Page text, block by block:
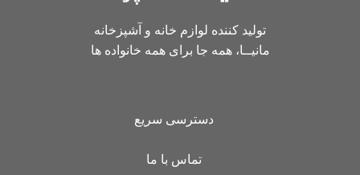
تولید کننده لوازم خانه و آشپزخانه
مانیــا، همه جا برای همه خانواده ها
دسترسی سریع
تماس با ما